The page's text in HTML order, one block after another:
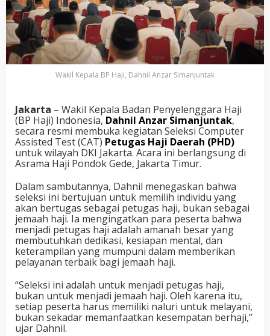
Wakil Kepala BP Haji, Dahnil Anzar Simanjuntak
Jakarta – Wakil Kepala Badan Penyelenggara Haji
(BP Haji) Indonesia, Dahnil Anzar Simanjuntak,
secara resmi membuka kegiatan Seleksi Computer
Assisted Test (CAT) Petugas Haji Daerah (PHD)
untuk wilayah DKI Jakarta. Acara ini berlangsung di
Asrama Haji Pondok Gede, Jakarta Timur.
Dalam sambutannya, Dahnil menegaskan bahwa
seleksi ini bertujuan untuk memilih individu yang
akan bertugas sebagai petugas haji, bukan sebagai
jemaah haji. Ia mengingatkan para peserta bahwa
menjadi petugas haji adalah amanah besar yang
membutuhkan dedikasi, kesiapan mental, dan
keterampilan yang mumpuni dalam memberikan
pelayanan terbaik bagi jemaah haji.
“Seleksi ini adalah untuk menjadi petugas haji,
bukan untuk menjadi jemaah haji. Oleh karena itu,
setiap peserta harus memiliki naluri untuk melayani,
bukan sekadar memanfaatkan kesempatan berhaji,”
ujar Dahnil.